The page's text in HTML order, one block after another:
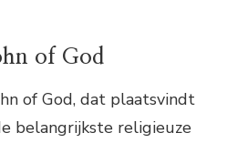
of God
of God, dat plaatsvindt
belangrijkste religieuze